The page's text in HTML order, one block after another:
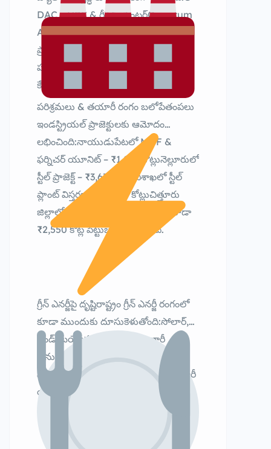
DAC – HPC & రీసెర్చ్ సెంటర్Quantum
AI Global – ₹108 కోట్ల
ప్రాజెక్ట్PQStation – క్వాంటమ్ సెక్యూరిటీ
హబ్ఇవి రాష్ట్రాన్ని భవిష్యత్ టెక్నాలజీల
కేంద్రంగా నిలబెట్టనున్నాయి.
పరిశ్రమలు & తయారీ రంగం బలోపేతంపలు
ఇండస్ట్రియల్ ప్రాజెక్టులకు ఆమోదం
లభించింది:నాయుడుపేటలో MDF &
ఫర్నిచర్ యూనిట్ – ₹1,032 కోట్లునెల్లూరులో
స్టీల్ ప్రాజెక్ట్ – ₹3,678 కోట్లువిశాఖలో స్టీల్
ప్లాంట్ విస్తరణ – ₹1,400 కోట్లుచిత్తూరు
జిల్లాలో బ్యాటరీ మెటీరియల్స్ ప్రాజెక్ట్ కూడా
₹2,550 కోట్ల పెట్టుబడితో రానుంది.
గ్రీన్ ఎనర్జీపై దృష్టిరాష్ట్రం గ్రీన్ ఎనర్జీ రంగంలో
కూడా ముందుకు దూసుకెళుతోంది:సోలార్,
విండ్, బయోమాస్ ప్రాజెక్టులకు భారీ
అనుమతులు300 MW నుండి 360 MW
వరకు పవర్ ప్రాజెక్టులుగ్రీన్ హైడ్రోజన్ తయారీ
యూనిట్లకు అనుమతిఇవి రాష్ట్రాన్ని క్లీన్